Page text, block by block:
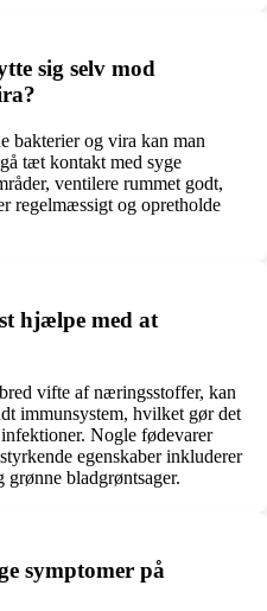
sig selv mod
bakterier og vira kan man
tæt kontakt med syge
ventilere rummet godt,
regelmæssigt og opretholde
hjælpe med at
vifte af næringsstoffer, kan
immunsystem, hvilket gør det
Nogle fødevarer
egenskaber inkluderer
bladgrøntsager.
symptomer på